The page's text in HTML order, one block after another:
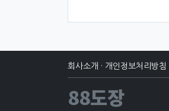
회사소개 · 개인정보처리방침
88도장